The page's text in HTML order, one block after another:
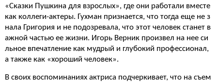
«Сказки Пушкина для взрослых», где они работали вместе
как коллеги-актеры. Гухман признается, что тогда еще не з
нала Григория и не подозревала, что этот человек станет в
ажной частью ее жизни. Игорь Верник произвел на нее си
льное впечатление как мудрый и глубокий профессионал,
а также как «хороший человек».
В своих воспоминаниях актриса подчеркивает, что на съем